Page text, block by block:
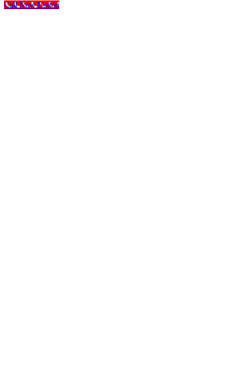
Call Now Button